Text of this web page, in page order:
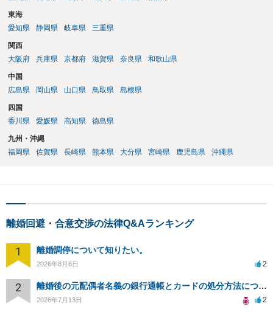
東海
愛知県
静岡県 岐阜県 三重県
関西
大阪府
兵庫県 京都府 滋賀県 奈良県 和歌山県
中国
広島県
岡山県 山口県 鳥取県 島根県
四国
香川県
愛媛県 高知県 徳島県
九州・沖縄
福岡県
佐賀県 長崎県 熊本県 大分県 宮崎県 鹿児島県 沖縄県
離婚回避・合意交渉の法律Q&Aランキング
1 離婚調停について知りたい。
2026年8月6日 2
2 離婚後の元配偶者名義の銀行通帳とカードの処分方法について
2026年7月13日 2